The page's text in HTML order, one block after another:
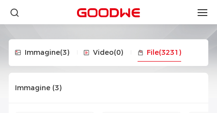
Immagine(3) Video(0) File(3231)
Immagine (3)